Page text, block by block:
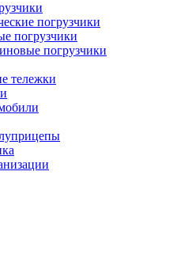
погрузчики
погрузчики
погрузчики
тележки